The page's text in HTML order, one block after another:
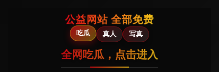
公益网站 全部免费
吃瓜 真人 写真
全网吃瓜，点击进入